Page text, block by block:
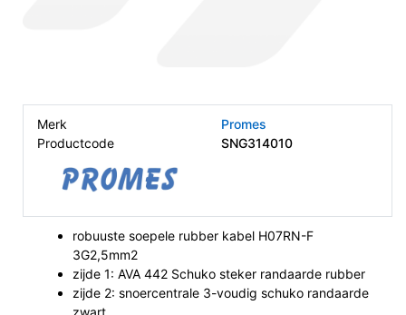
Merk
Promes
Productcode
SNG314010
robuuste soepele rubber kabel H07RN-F
3G2,5mm2
zijde 1: AVA 442 Schuko steker randaarde rubber
zijde 2: snoercentrale 3-voudig schuko randaarde
zwart